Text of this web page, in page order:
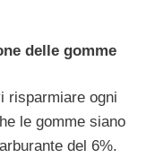
delle gomme
risparmiare ogni
le gomme siano
del 6%.